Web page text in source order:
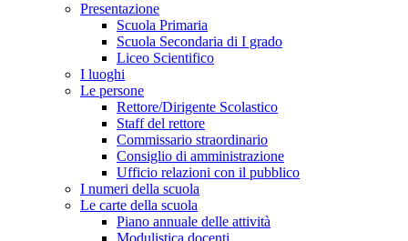
Presentazione
Scuola Primaria
Scuola Secondaria di I grado
Liceo Scientifico
I luoghi
Le persone
Rettore/Dirigente Scolastico
Staff del rettore
Commissario straordinario
Consiglio di amministrazione
Ufficio relazioni con il pubblico
I numeri della scuola
Le carte della scuola
Piano annuale delle attività
Modulistica docenti